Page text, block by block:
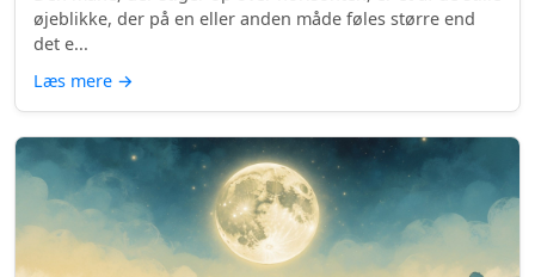
øjeblikke, der på en eller anden måde føles større end
det e...
Læs mere →